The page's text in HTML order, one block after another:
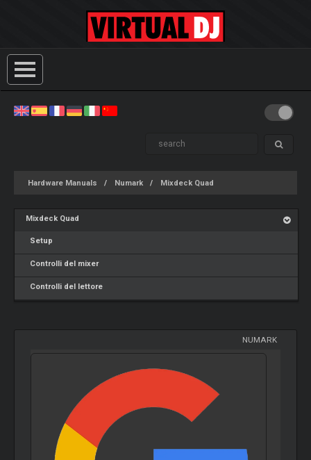
Hardware Manuals Numark Mixdeck Quad
Mixdeck Quad
Setup
Controlli del mixer
Controlli del lettore
NUMARK